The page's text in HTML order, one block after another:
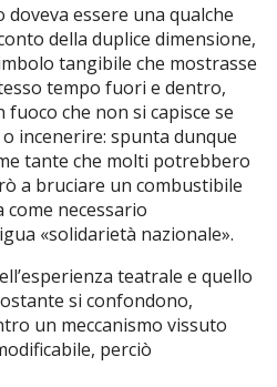
essere una qualche
della duplice dimensione,
tangibile che mostrasse
tempo fuori e dentro,
che non si capisce se
incenerire: spunta dunque
tante che molti potrebbero
a bruciare un combustibile
necessario
«solidarietà nazionale».
teatrale e quello
si confondono,
un meccanismo vissuto
perciò